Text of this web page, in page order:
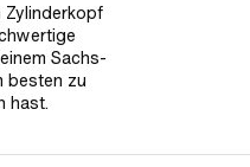
Zylinderkopf
Sachs-
besten zu
hast.